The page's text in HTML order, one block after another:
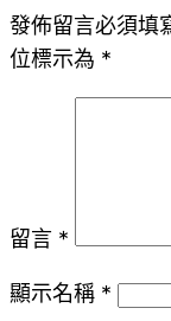
發佈留言必須填
位標示為 *
留言 *
顯示名稱 *